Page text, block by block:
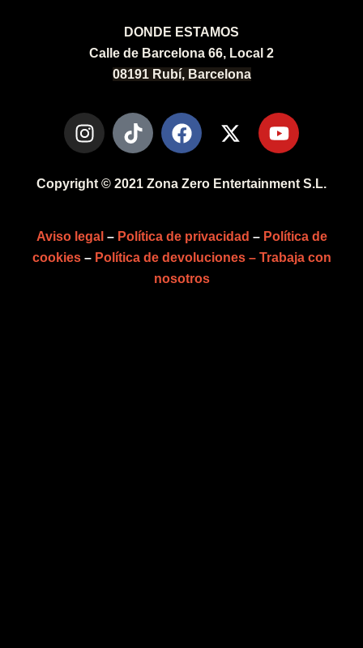
DONDE ESTAMOS
Calle de Barcelona 66, Local 2
08191 Rubí, Barcelona
Copyright © 2021 Zona Zero Entertainment S.L.
Aviso legal – Política de privacidad – Política de
cookies– Política de devoluciones – Trabaja con
nosotros